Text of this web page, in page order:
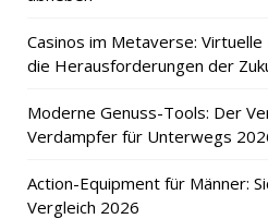
Casinos im Metaverse: Virtuelle
die Herausforderungen der
Moderne Genuss-Tools: Der
Verdampfer für Unterwegs
Action-Equipment für Männer:
Vergleich 2026